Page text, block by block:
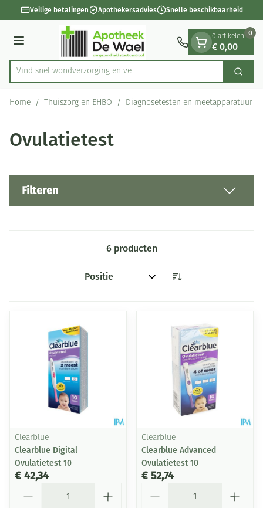
Ga naar de inhoud
1 van 1Veilige betalingen Apothekersadvies Snelle beschikbaarheid
Menu
Product, merk, categorie...
Vind snel wondverzorgin Zoek
0 artikelen
€ 0,00
0
Home / Thuiszorg en EHBO / Diagnosetesten en meetapparatuur
Ovulatietest
Filteren
6producten
Sorteer op:
Clearblue
Clearblue Digital
Ovulatietest 10
€ 42,34
Clearblue
Clearblue Advanced
Ovulatietest 10
€ 52,74